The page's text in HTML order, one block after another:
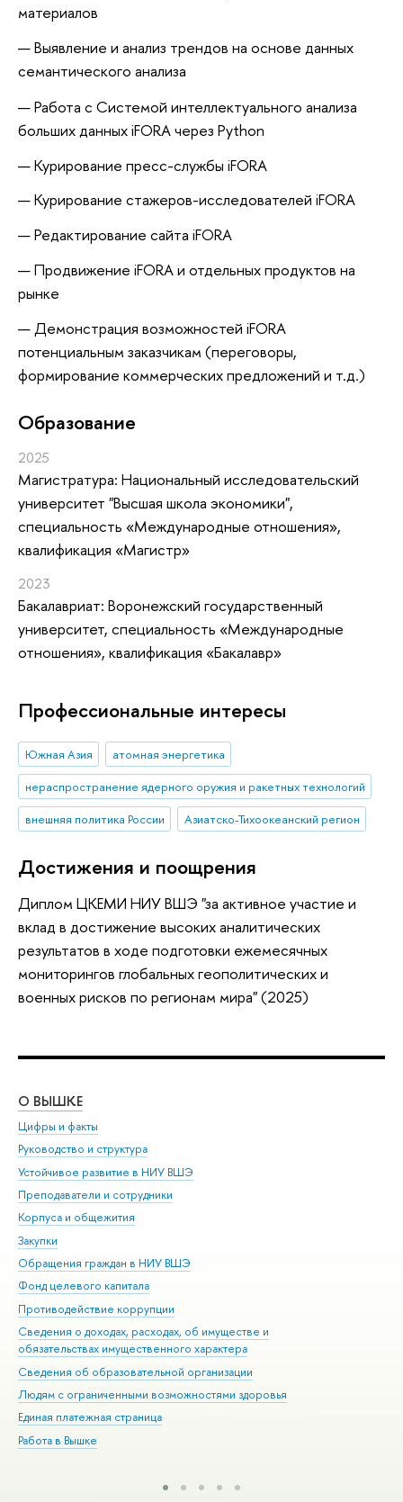
материалов
Выявление и анализ трендов на основе данных
семантического анализа
Работа с Системой интеллектуального анализа
больших данных iFORA через Python
Курирование пресс-службы iFORA
Курирование стажеров-исследователей iFORA
Редактирование сайта iFORA
Продвижение iFORA и отдельных продуктов на
рынке
Демонстрация возможностей iFORA
потенциальным заказчикам (переговоры,
формирование коммерческих предложений и т.д.)
Oбразование
2025
Магистратура: Национальный исследовательский
университет "Высшая школа экономики",
специальность «Международные отношения»,
квалификация «Магистр»
2023
Бакалавриат: Воронежский государственный
университет, специальность «Международные
отношения», квалификация «Бакалавр»
Профессиональные интересы
Южная Азия
атомная энергетика
нераспространение ядерного оружия и ракетных технологий
внешняя политика России
Азиатско-Тихоокеанский регион
Достижения и поощрения
Диплом ЦКЕМИ НИУ ВШЭ "за активное участие и
вклад в достижение высоких аналитических
результатов в ходе подготовки ежемесячных
мониторингов глобальных геополитических и
военных рисков по регионам мира" (2025)
О ВЫШКЕ
Цифры и факты
Руководство и структура
Устойчивое развитие в НИУ ВШЭ
Преподаватели и сотрудники
Корпуса и общежития
Закупки
Обращения граждан в НИУ ВШЭ
Фонд целевого капитала
Противодействие коррупции
Сведения о доходах, расходах, об имуществе и
обязательствах имущественного характера
Сведения об образовательной организации
Людям с ограниченными возможностями здоровья
Единая платежная страница
Работа в Вышке